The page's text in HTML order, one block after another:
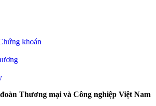
khoán
Thương mại và Công nghiệp Việt Nam